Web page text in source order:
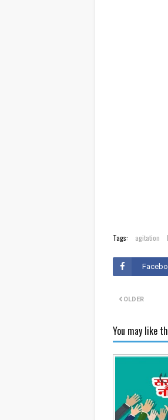
Tags: agitation
OLDER
You may like